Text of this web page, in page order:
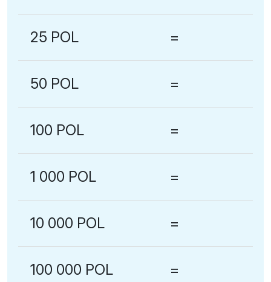
25 POL =
50 POL =
100 POL =
1 000 POL =
10 000 POL =
100 000 POL =